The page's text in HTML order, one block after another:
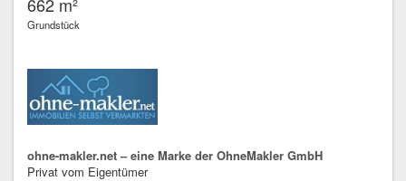
Grundstück
ohne-makler.net – eine Marke der OhneMakler GmbH
Privat vom Eigentümer